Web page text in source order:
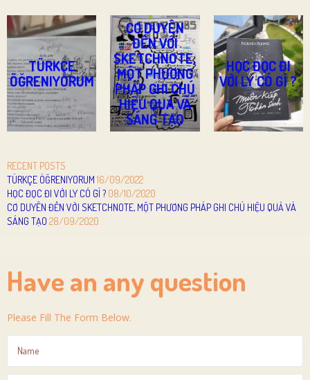
TÜRKÇE
ÖĞRENIYORUM
CƠ DUYÊN
ĐẾN VỚI
SKETCHNOTE,
MỘT PHƯƠNG
PHÁP GHI CHÚ
HIỆU QUẢ VÀ
SÁNG TẠO
HỌC ĐỌC ĐI
VỚI LY CÓ GÌ ?
RECENT POSTS
TÜRKÇE ÖĞRENIYORUM 16/09/2022
HỌC ĐỌC ĐI VỚI LY CÓ GÌ ? 08/10/2020
CƠ DUYÊN ĐẾN VỚI SKETCHNOTE, MỘT PHƯƠNG PHÁP GHI CHÚ HIỆU QUẢ VÀ
SÁNG TẠO 28/09/2020
Have an any question
Please Fill The Form Below.